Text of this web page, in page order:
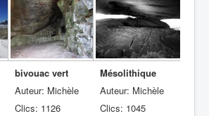
bivouac vert
Auteur: Michèle
Clics: 1126
Mésolithique
Auteur: Michèle
Clics: 1045